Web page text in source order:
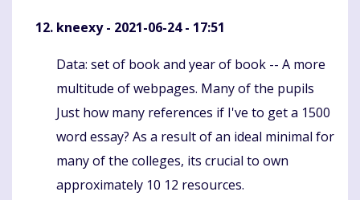
kneexy- 2021-06-24 - 17:51
Komentaras
Data: set of book and year of book -- A more
multitude of webpages. Many of the pupils
Just how many references if I've to get a 1500
word essay? As a result of an ideal minimal for
many of the colleges, its crucial to own
approximately 10 12 resources.